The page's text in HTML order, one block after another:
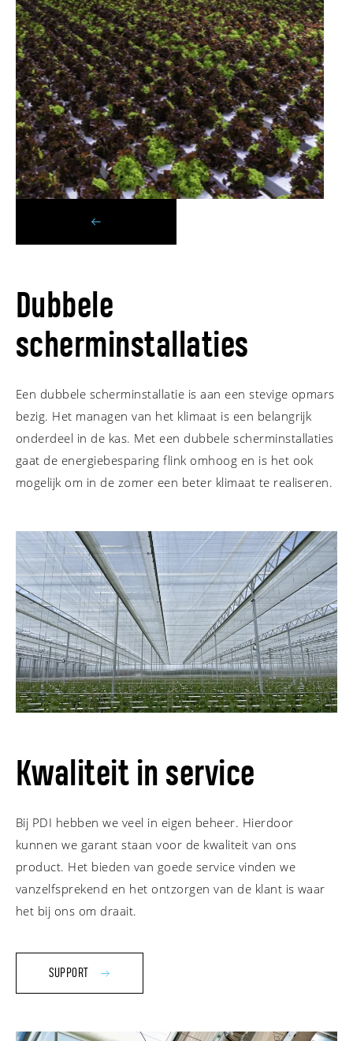
Dubbele
scherminstallaties
Een dubbele scherminstallatie is aan een stevige opmars
bezig. Het managen van het klimaat is een belangrijk
onderdeel in de kas. Met een dubbele scherminstallaties
gaat de energiebesparing flink omhoog en is het ook
mogelijk om in de zomer een beter klimaat te realiseren.
Kwaliteit in service
Bij PDI hebben we veel in eigen beheer. Hierdoor
kunnen we garant staan voor de kwaliteit van ons
product. Het bieden van goede service vinden we
vanzelfsprekend en het ontzorgen van de klant is waar
het bij ons om draait.
SUPPORT